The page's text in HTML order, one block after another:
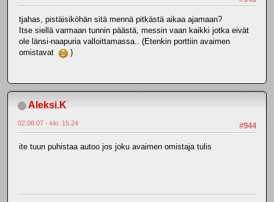
tjahas, pistäisiköhän sitä mennä pitkästä aikaa ajamaan?
Itse siellä varmaan tunnin päästä, messin vaan kaikki jotka eivät
ole länsi-naapuria valloittamassa.. (Etenkin porttiin avaimen
omistavat
)
Aleksi.K
#944
02.08.07 - klo: 15.24
ite tuun puhistaa autoo jos joku avaimen omistaja tulis